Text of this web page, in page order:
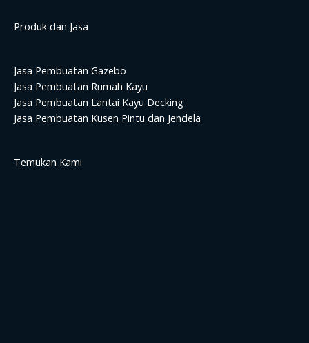
Produk dan Jasa
Jasa Pembuatan Gazebo
Jasa Pembuatan Rumah Kayu
Jasa Pembuatan Lantai Kayu Decking
Jasa Pembuatan Kusen Pintu dan Jendela
Temukan Kami